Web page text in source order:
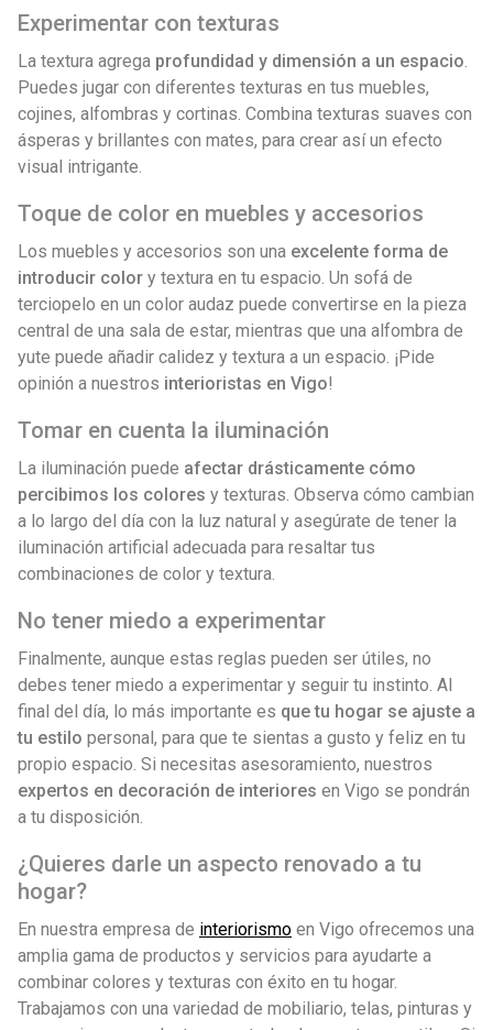
Experimentar con texturas
La textura agrega profundidad y dimensión a un espacio
Puedes jugar con diferentes texturas en tus muebles,
cojines, alfombras y cortinas. Combina texturas suaves con
ásperas y brillantes con mates, para crear así un efecto
visual intrigante.
Toque de color en muebles y accesorios
Los muebles y accesorios son una excelente forma de
introducir color y textura en tu espacio. Un sofá de
terciopelo en un color audaz puede convertirse en la pieza
central de una sala de estar, mientras que una alfombra de
yute puede añadir calidez y textura a un espacio. ¡Pide
opinión a nuestros interioristas en Vigo!
Tomar en cuenta la iluminación
La iluminación puede afectar drásticamente cómo
percibimos los colores y texturas. Observa cómo cambian
a lo largo del día con la luz natural y asegúrate de tener la
iluminación artificial adecuada para resaltar tus
combinaciones de color y textura.
No tener miedo a experimentar
Finalmente, aunque estas reglas pueden ser útiles, no
debes tener miedo a experimentar y seguir tu instinto. Al
final del día, lo más importante es que tu hogar se ajuste a
tu estilo personal, para que te sientas a gusto y feliz en tu
propio espacio. Si necesitas asesoramiento, nuestros
expertos en decoración de interiores en Vigo se pondrán
a tu disposición.
¿Quieres darle un aspecto renovado a tu
hogar?
En nuestra empresa de interiorismo en Vigo ofrecemos una
amplia gama de productos y servicios para ayudarte a
combinar colores y texturas con éxito en tu hogar.
Trabajamos con una variedad de mobiliario, telas, pinturas y